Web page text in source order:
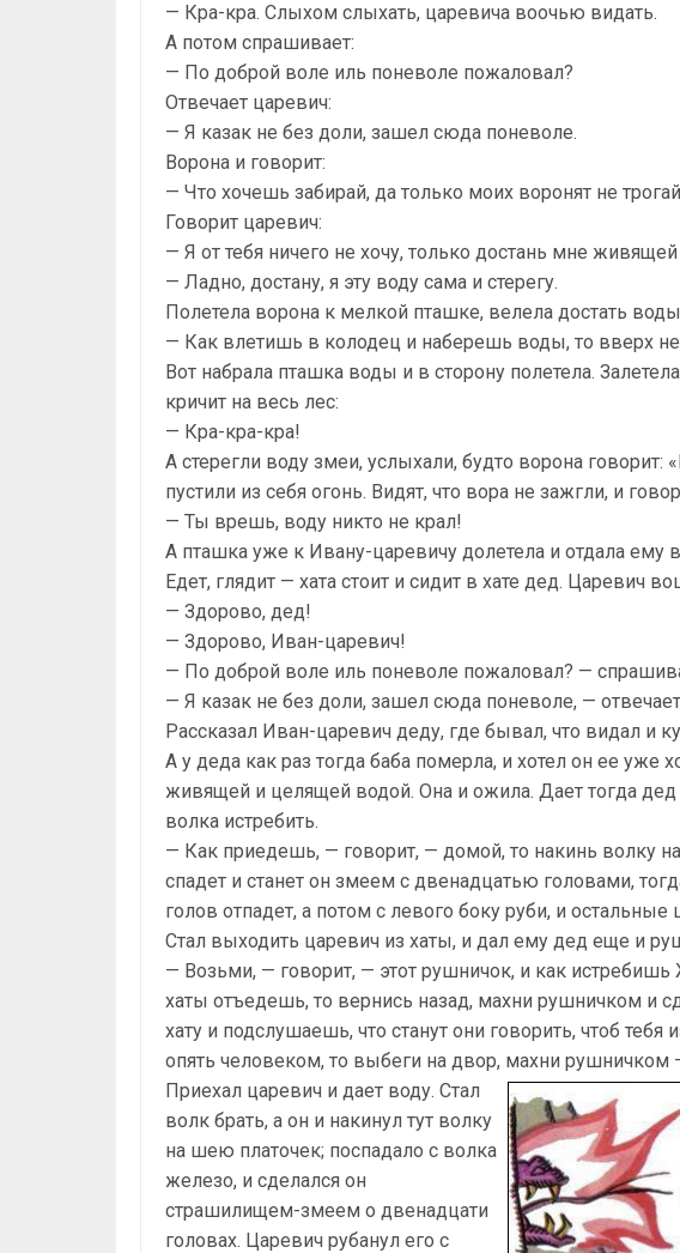
— Кра-кра. Слыхом слыхать, царевича воочью видать.
А потом спрашивает:
— По доброй воле иль поневоле пожаловал?
Отвечает царевич:
— Я казак не без доли, зашел сюда поневоле.
Ворона и говорит:
— Что хочешь забирай, да только моих воронят не
Говорит царевич:
— Я от тебя ничего не хочу, только достань мне
— Ладно, достану, я эту воду сама и стерегу.
Полетела ворона к мелкой пташке, велела достать
— Как влетишь в колодец и наберешь воды, то вверх не
Вот набрала пташка воды и в сторону полетела.
кричит на весь лес:
— Кра-кра-кра!
А стерегли воду змеи, услыхали, будто ворона говорит:
пустили из себя огонь. Видят, что вора не зажгли, и
— Ты врешь, воду никто не крал!
А пташка уже к Ивану-царевичу долетела и отдала ему
Едет, глядит — хата стоит и сидит в хате дед. Царевич
— Здорово, дед!
— Здорово, Иван-царевич!
— По доброй воле иль поневоле пожаловал? —
— Я казак не без доли, зашел сюда поневоле, —
Рассказал Иван-царевич деду, где бывал, что видал и
А у деда как раз тогда баба померла, и хотел он ее уже
живящей и целящей водой. Она и ожила. Дает тогда дед
волка истребить.
— Как приедешь, — говорит, — домой, то накинь волку
спадет и станет он змеем с двенадцатью головами,
голов отпадет, а потом с левого боку руби, и
Стал выходить царевич из хаты, и дал ему дед еще и
— Возьми, — говорит, — этот рушничок, и как
хаты отъедешь, то вернись назад, махни рушничком и
хату и подслушаешь, что станут они говорить, чтоб тебя
опять человеком, то выбеги на двор, махни рушничком
Приехал царевич и дает воду. Стал
волк брать, а он и накинул тут волку
на шею платочек; поспадало с волка
железо, и сделался он
страшилищем-змеем о двенадцати
головах. Царевич рубанул его с